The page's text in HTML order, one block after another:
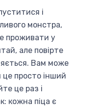
і
монстра,
проживати у
але повірте
Вам може
це просто інший
це раз і
кожна піца є